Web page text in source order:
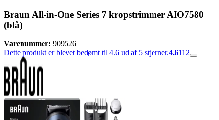
Braun All-in-One Series 7 kropstrimmer AIO7580
(blå)
Varenummer: 909526
Dette produkt er blevet bedømt til 4.6 ud af 5 stjerner.4.6112